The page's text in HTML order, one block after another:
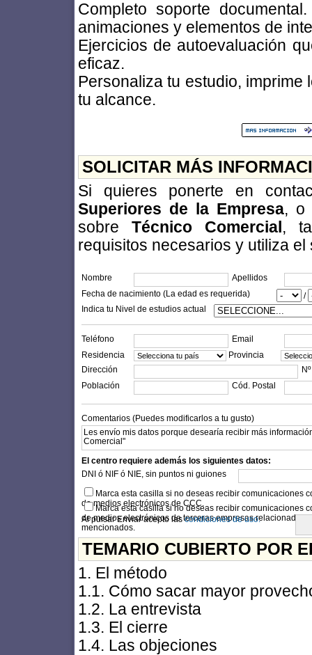
Completo soporte
animaciones y elementos de
Ejercicios de autoevaluación
eficaz.
Personaliza tu estudio,
tu alcance.
SOLICITAR MÁS
Si quieres ponerte en
Superiores de la Empresa, o
sobreTécnico Comercial ,
requisitos necesarios y utiliza el
Nombre
Apellidos
Fecha de nacimiento (La edad es requerida)
/
Indica tu Nivel de estudios actual
Teléfono
Email
Residencia
Provincia
Dirección
Nº
Población
Cód. Postal
Comentarios (Puedes modificarlos a tu gusto)
El centro requiere además los siguientes datos:
DNI ó NIF ó NIE, sin puntos ni guiones
Marca esta casilla si no deseas recibir comunicaciones
de medios electrónicos de CCC.
Marca esta casilla si no deseas recibir comunicaciones
de medios electrónicos de terceras empresas relacionadas
mencionados.
Al pulsar Enviar acepto lascondiciones de uso.
TEMARIO CUBIERTO POR
1. El método
1.1. Cómo sacar mayor
1.2. La entrevista
1.3. El cierre
1.4. Las objeciones